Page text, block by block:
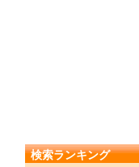
検索ランキング